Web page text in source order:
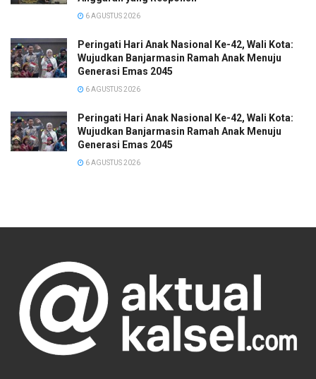
6 AGUSTUS 2026
Peringati Hari Anak Nasional Ke-42, Wali Kota:
Wujudkan Banjarmasin Ramah Anak Menuju
Generasi Emas 2045
6 AGUSTUS 2026
Peringati Hari Anak Nasional Ke-42, Wali Kota:
Wujudkan Banjarmasin Ramah Anak Menuju
Generasi Emas 2045
6 AGUSTUS 2026